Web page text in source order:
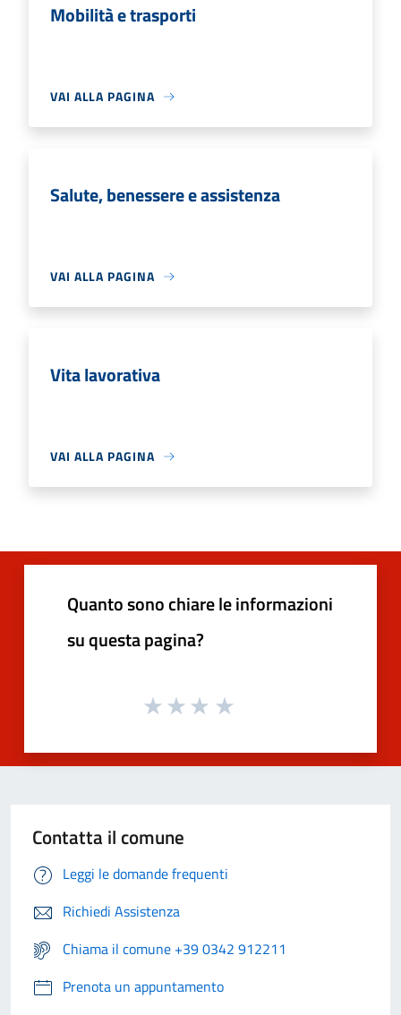
Mobilità e trasporti
VAI ALLA PAGINA
Salute, benessere e assistenza
VAI ALLA PAGINA
Vita lavorativa
VAI ALLA PAGINA
Quanto sono chiare le informazioni
su questa pagina?
Contatta il comune
Leggi le domande frequenti
Richiedi Assistenza
Chiama il comune +39 0342 912211
Prenota un appuntamento